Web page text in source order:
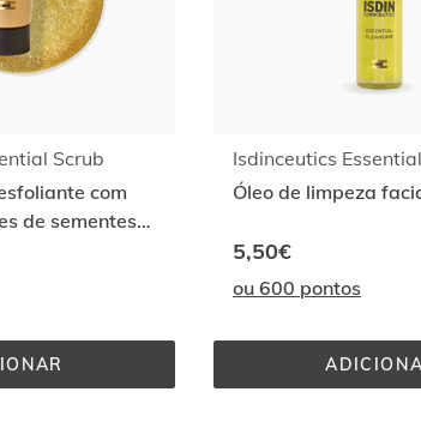
Scrub
com
de sementes
ISDINCEUTICS
ESSENTIAL
Isdinceutics
Óleo de limpeza
5,50€
ou 600 pontos